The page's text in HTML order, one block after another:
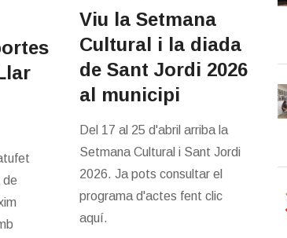
de
Viu la Setmana
Cultural i la diada
de Sant Jordi 2026
al municipi
Del 17 al 25 d'abril arriba la
Setmana Cultural i Sant Jordi
2026. Ja pots consultar el
programa d'actes fent clic
aquí.